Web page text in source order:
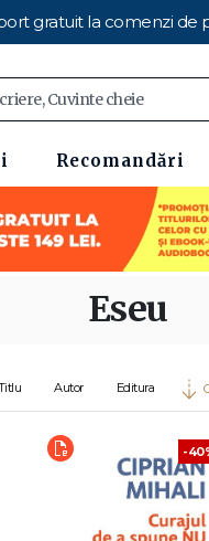
gratuit la comenzi de
Recomandări
Eseu
Autor Editura
-